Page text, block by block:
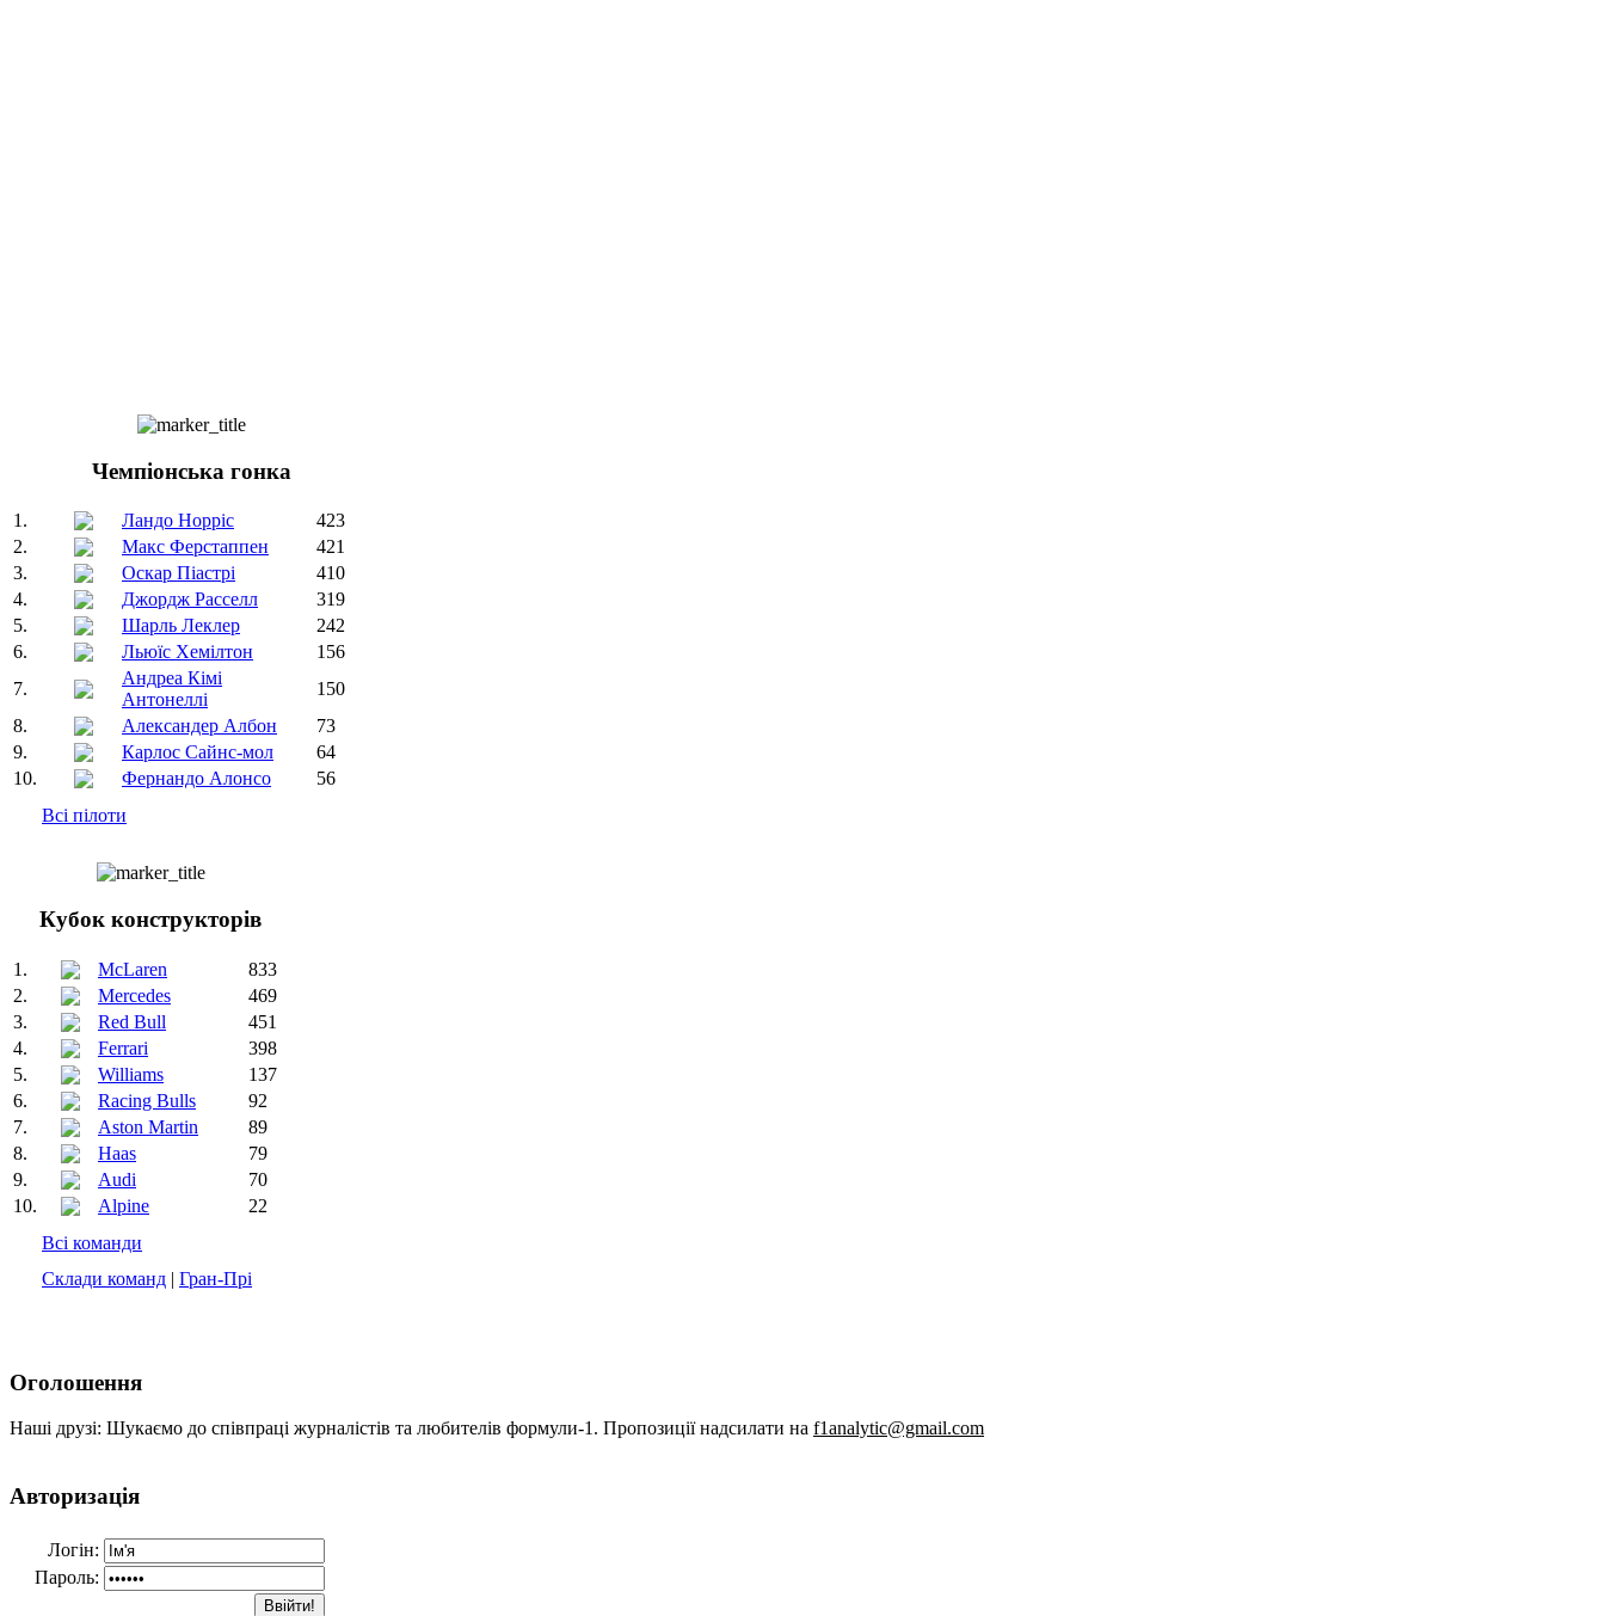
Чемпіонська гонка
1. Ландо Норріс
423
2.
Макс Ферстаппен
421
3.
Оскар Піастрі
410
4.
Джордж Расселл
319
5.
Шарль Леклер
242
6.
Льюїс Хемілтон
156
7.
Андреа Кімі
Антонеллі
150
8.
Александер Албон
73
9.
Карлос Сайнс-мол
64
10.
Фернандо Алонсо
56
Всі пілоти
Кубок конструкторів
1. McLaren
833
2.
Mercedes
469
3.
Red Bull
451
4.
Ferrari
398
5.
Williams
137
6.
Racing Bulls
92
7.
Aston Martin
89
8.
Haas
79
9.
Audi
70
10.
Alpine
22
Всі команди
Склади команд | Гран-Прі
Оголошення
Наші друзі: Шукаємо до співпраці журналістів та любителів формули-1. Пропозиції надсилати на f1analytic@gmail.com
Авторизація
Логін:
Пароль: